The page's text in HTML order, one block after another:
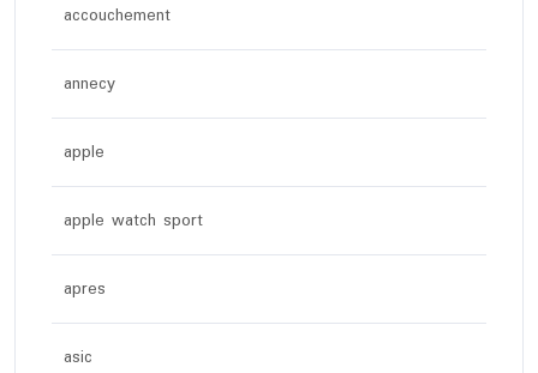
accouchement
annecy
apple
apple watch sport
apres
asic